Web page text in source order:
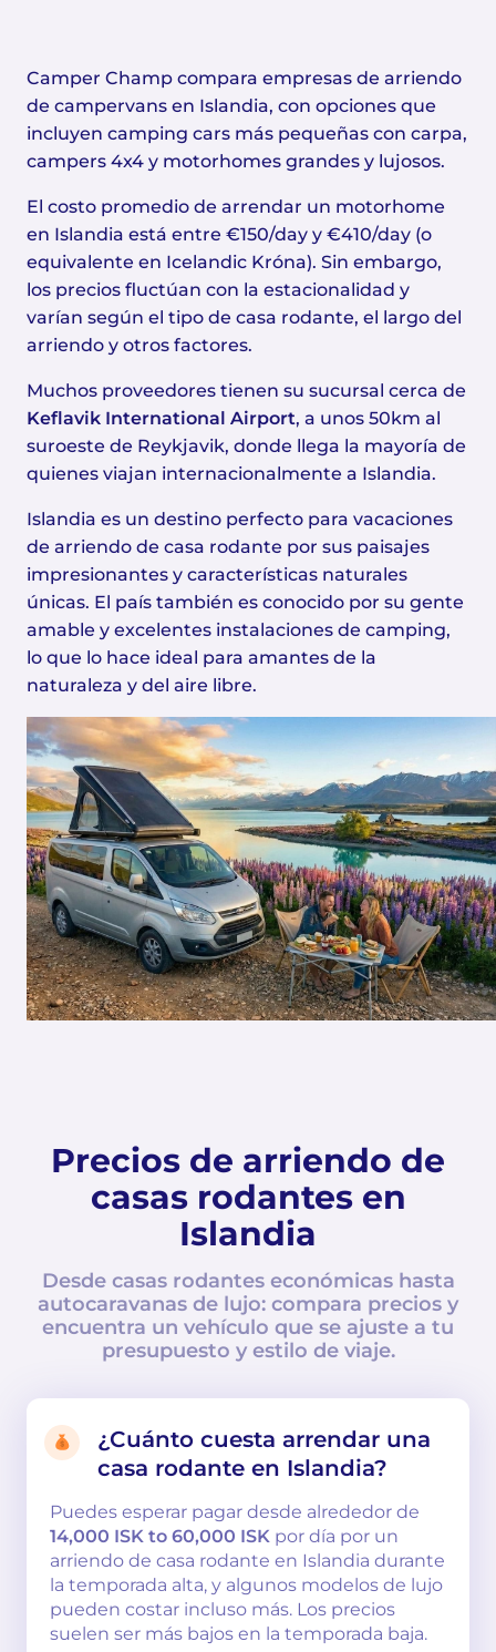
Camper Champ compara empresas de arriendo
de campervans en Islandia, con opciones que
incluyen camping cars más pequeñas con carpa,
campers 4x4 y motorhomes grandes y lujosos.
El costo promedio de arrendar un motorhome
en Islandia está entre €150/day y €410/day (o
equivalente en Icelandic Króna). Sin embargo,
los precios fluctúan con la estacionalidad y
varían según el tipo de casa rodante, el largo del
arriendo y otros factores.
Muchos proveedores tienen su sucursal cerca de
Keflavik International Airport, a unos 50km al
suroeste de Reykjavik, donde llega la mayoría de
quienes viajan internacionalmente a Islandia.
Islandia es un destino perfecto para vacaciones
de arriendo de casa rodante por sus paisajes
impresionantes y características naturales
únicas. El país también es conocido por su gente
amable y excelentes instalaciones de camping,
lo que lo hace ideal para amantes de la
naturaleza y del aire libre.
Precios de arriendo de
casas rodantes en
Islandia
Desde casas rodantes económicas hasta
autocaravanas de lujo: compara precios y
encuentra un vehículo que se ajuste a tu
presupuesto y estilo de viaje.
¿Cuánto cuesta arrendar una
casa rodante en Islandia?
Puedes esperar pagar desde alrededor de
14,000 ISK to 60,000 ISK por día por un
arriendo de casa rodante en Islandia durante
la temporada alta, y algunos modelos de lujo
pueden costar incluso más. Los precios
suelen ser más bajos en la temporada baja.